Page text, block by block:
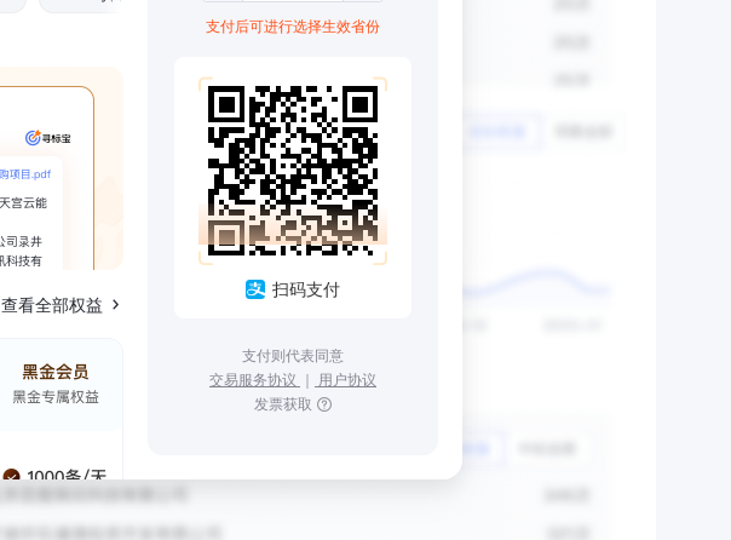
查看全部权益
支付后可进行选择生效省份
扫码支付
支付则代表同意
交易服务协议 ｜ 用户协议
发票获取